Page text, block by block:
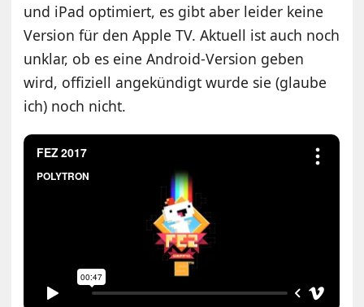
und iPad optimiert, es gibt aber leider keine
Version für den Apple TV. Aktuell ist auch noch
unklar, ob es eine Android-Version geben
wird, offiziell angekündigt wurde sie (glaube
ich) noch nicht.